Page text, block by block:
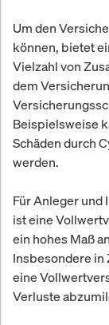
Um den
können, bietet
Vielzahl von
dem
Beispielsweise
Schäden durch
werden.
Für Anleger und
ist eine
ein hohes Maß
Insbesondere
eine
Verluste